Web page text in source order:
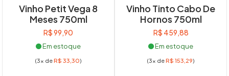
Vinho Petit Vega 8
Meses 750ml
R$99,90
Em estoque
(3x deR$ 33,30)
Vinho Tinto Cabo De
Hornos 750ml
R$ 459,88
Em estoque
(3x deR$ 153,29)